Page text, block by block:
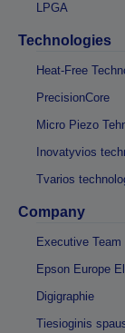
LPGA
Technologies
Heat-Free
PrecisionCore
Micro Piezo
Inovatyvios
Tvarios
Company
Executive Team
Epson Europe
Digigraphie
Tiesioginis